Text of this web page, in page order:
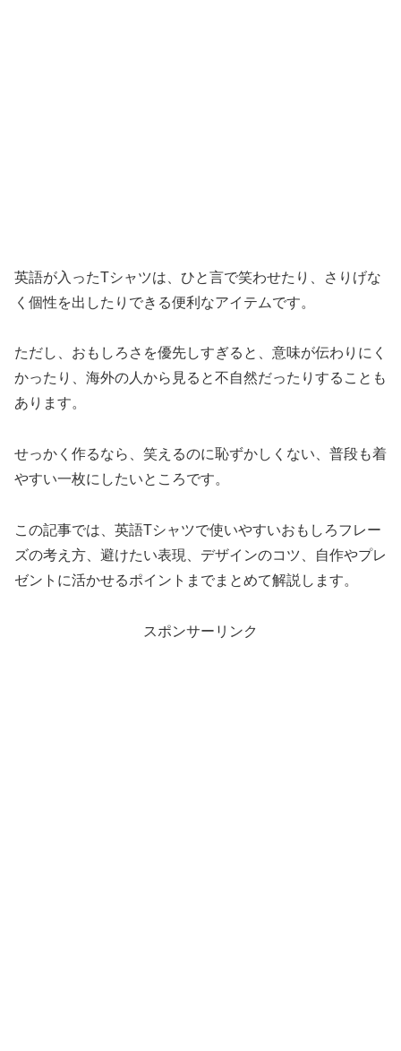
英語が入ったTシャツは、ひと言で笑わせたり、さりげな
く個性を出したりできる便利なアイテムです。
ただし、おもしろさを優先しすぎると、意味が伝わりにく
かったり、海外の人から見ると不自然だったりすることも
あります。
せっかく作るなら、笑えるのに恥ずかしくない、普段も着
やすい一枚にしたいところです。
この記事では、英語Tシャツで使いやすいおもしろフレー
ズの考え方、避けたい表現、デザインのコツ、自作やプレ
ゼントに活かせるポイントまでまとめて解説します。
スポンサーリンク